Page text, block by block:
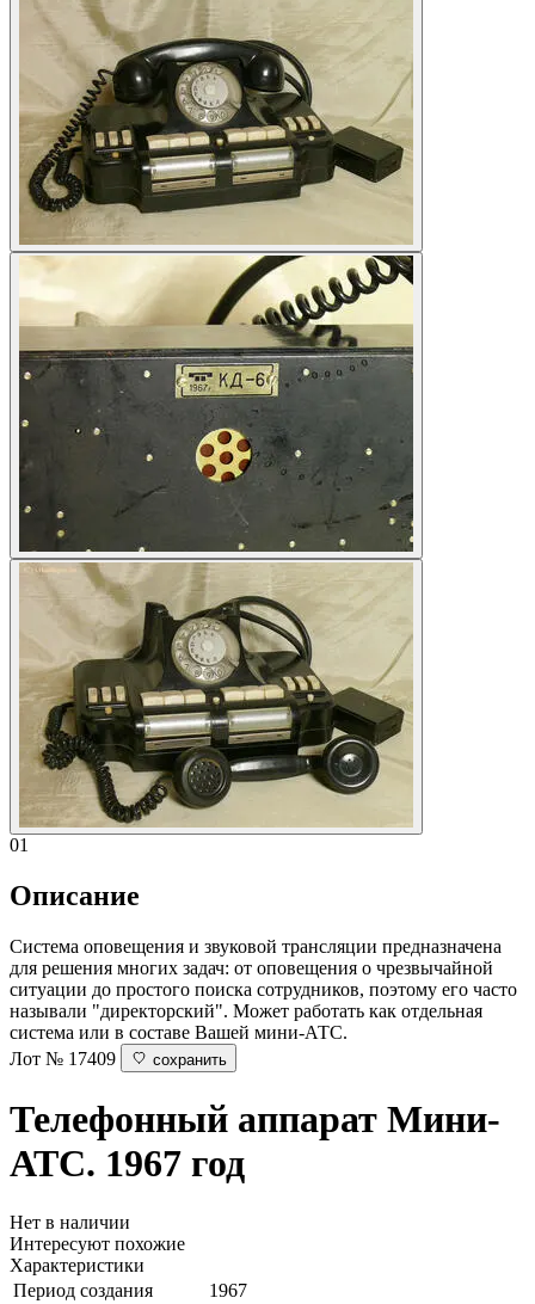
01
Описание
Система оповещения и звуковой трансляции предназначена
для решения многих задач: от оповещения о чрезвычайной
ситуации до простого поиска сотрудников, поэтому его часто
называли "директорский". Может работать как отдельная
система или в составе Вашей мини-АТС.
Лот № 17409
сохранить
Телефонный аппарат Мини-
АТС. 1967 год
Нет в наличии
Интересуют похожие
Характеристики
Период создания
1967